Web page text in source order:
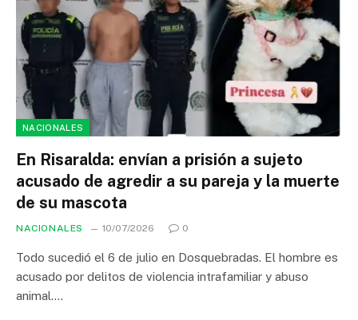
NACIONALES
En Risaralda: envían a prisión a sujeto
acusado de agredir a su pareja y la muerte
de su mascota
NACIONALES 10/07/2026 0
Todo sucedió el 6 de julio en Dosquebradas. El hombre es
acusado por delitos de violencia intrafamiliar y abuso
animal.…